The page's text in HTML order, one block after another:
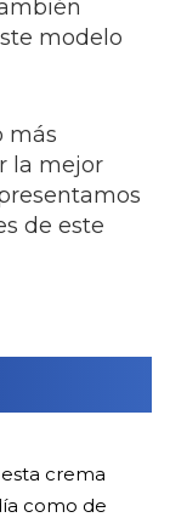
modelo
más
la mejor
de este
crema
como de